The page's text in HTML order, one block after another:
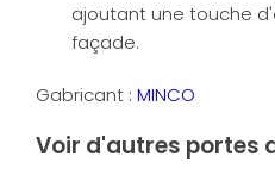
ajoutant une touche
façade.
Gabricant : MINCO
Voir d'autres portes